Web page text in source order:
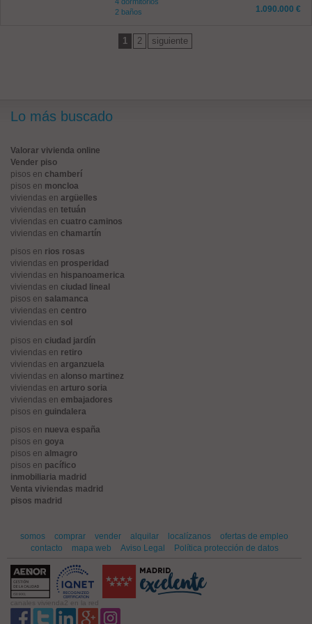
2 baños
1.090.000 €
1 2 siguiente
Lo más buscado
Valorar vivienda online
Vender piso
pisos en chamberí
pisos en moncloa
viviendas en argüelles
viviendas en tetuán
viviendas en cuatro caminos
viviendas en chamartín
pisos en rios rosas
viviendas en prosperidad
viviendas en hispanoamerica
viviendas en ciudad lineal
pisos en salamanca
viviendas en centro
viviendas en sol
pisos en ciudad jardín
viviendas en retiro
viviendas en arganzuela
viviendas en alonso martinez
viviendas en arturo soria
viviendas en embajadores
pisos en guindalera
pisos en nueva españa
pisos en goya
pisos en almagro
pisos en pacífico
inmobiliaria madrid
Venta viviendas madrid
pisos madrid
somos comprar vender alquilar localízanos
ofertas de empleo
contacto
mapa web Aviso Legal Política protección de datos
canales vivienda2 en la red